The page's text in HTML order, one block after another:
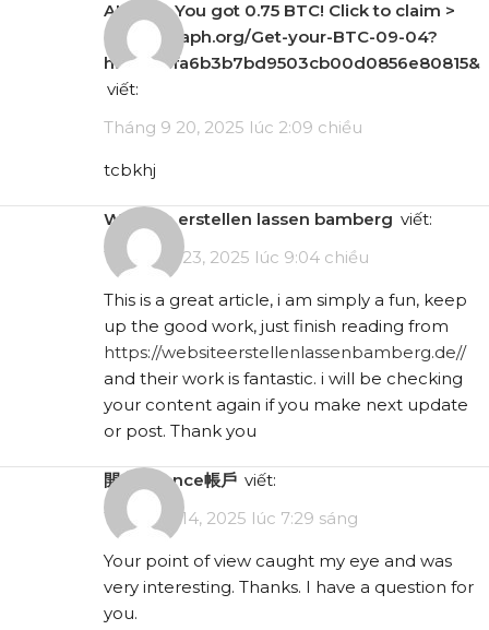
ALERT - You got 0.75 BTC! Click to claim >
https://graph.org/Get-your-BTC-09-04?
hs=a58cfa6b3b7bd9503cb00d0856e80815&
viết:
Tháng 9 20, 2025 lúc 2:09 chiều
tcbkhj
website erstellen lassen bamberg viết:
Tháng 10 23, 2025 lúc 9:04 chiều
This is a great article, i am simply a fun, keep
up the good work, just finish reading from
https://websiteerstellenlassenbamberg.de//
and their work is fantastic. i will be checking
your content again if you make next update
or post. Thank you
開立binance帳戶 viết:
Tháng 12 14, 2025 lúc 7:29 sáng
Your point of view caught my eye and was
very interesting. Thanks. I have a question for
you.